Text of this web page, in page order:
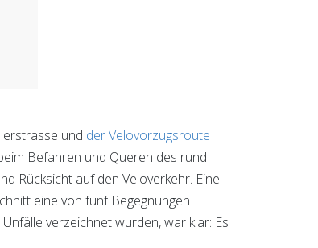
und der Velovorzugsroute
Befahren und Queren des rund
Rücksicht auf den Veloverkehr. Eine
eine von fünf Begegnungen
verzeichnet wurden, war klar: Es